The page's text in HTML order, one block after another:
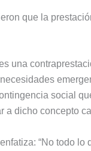
que la
una
social
dicho concepto
“No todo